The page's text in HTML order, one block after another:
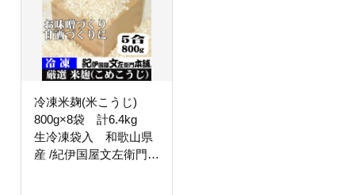
冷凍米麹(米こうじ)
800g×8袋 計6.4kg
生冷凍袋入 和歌山県
産 /紀伊国屋文左衛門本